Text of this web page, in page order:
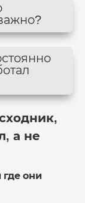
а не
где они